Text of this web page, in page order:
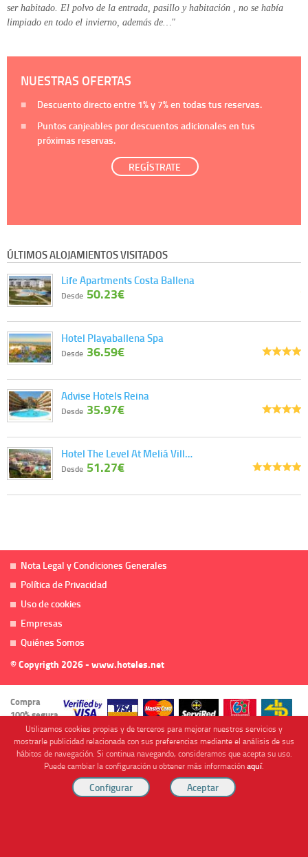
ser habitado. El polvo de la entrada, pasillo y habitación , no se había
limpiado en todo el invierno, además de…"
NUESTRAS OFERTAS
Descuento directo entre 1%y 7%en todas tus reservas.
Puntos canjeables por descuentos adicionales en tus
próximas reservas.
REGÍSTRATE
ÚLTIMOS ALOJAMIENTOS VISITADOS
Life Apartments Costa Ballena
Desde 50.23€
Hotel Playaballena Spa
Desde 36.59€
Advise Hotels Reina
Desde 35.97€
Hotel The Level At Meliá Vill…
Desde 51.27€
Nota Legal y Condiciones Generales
Política de Privacidad
Uso de cookies
Empresas
Quiénes Somos
© Copyrigth 2026 - www.hoteles.net
Compra
100% segura
Cofinanciado por
Utilizamos cookies propias y de terceros para mejorar nuestros servicios y
mostrarle publicidad relacionada con sus preferencias mediante el análisis de sus
hábitos de navegación. Si continua navegando, consideramos que acepta su uso.
Puede cambiar la configuración u obtener más informaciónaquí.